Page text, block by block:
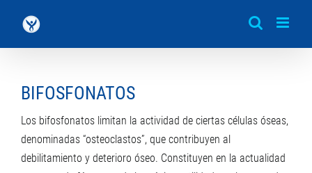
contenido
BIFOSFONATOS
Los bifosfonatos limitan la actividad de ciertas células óseas,
denominadas “osteoclastos”, que contribuyen al
debilitamiento y deterioro óseo. Constituyen en la actualidad